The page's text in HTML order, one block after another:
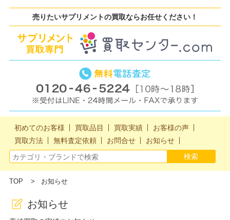
売りたいサプリメントの買取ならお任せください！
初めてのお客様 買取品目 買取実績
お客様の声
買取方法
無料査定依頼 お問合せ お知らせ
TOP お知らせ
お知らせ